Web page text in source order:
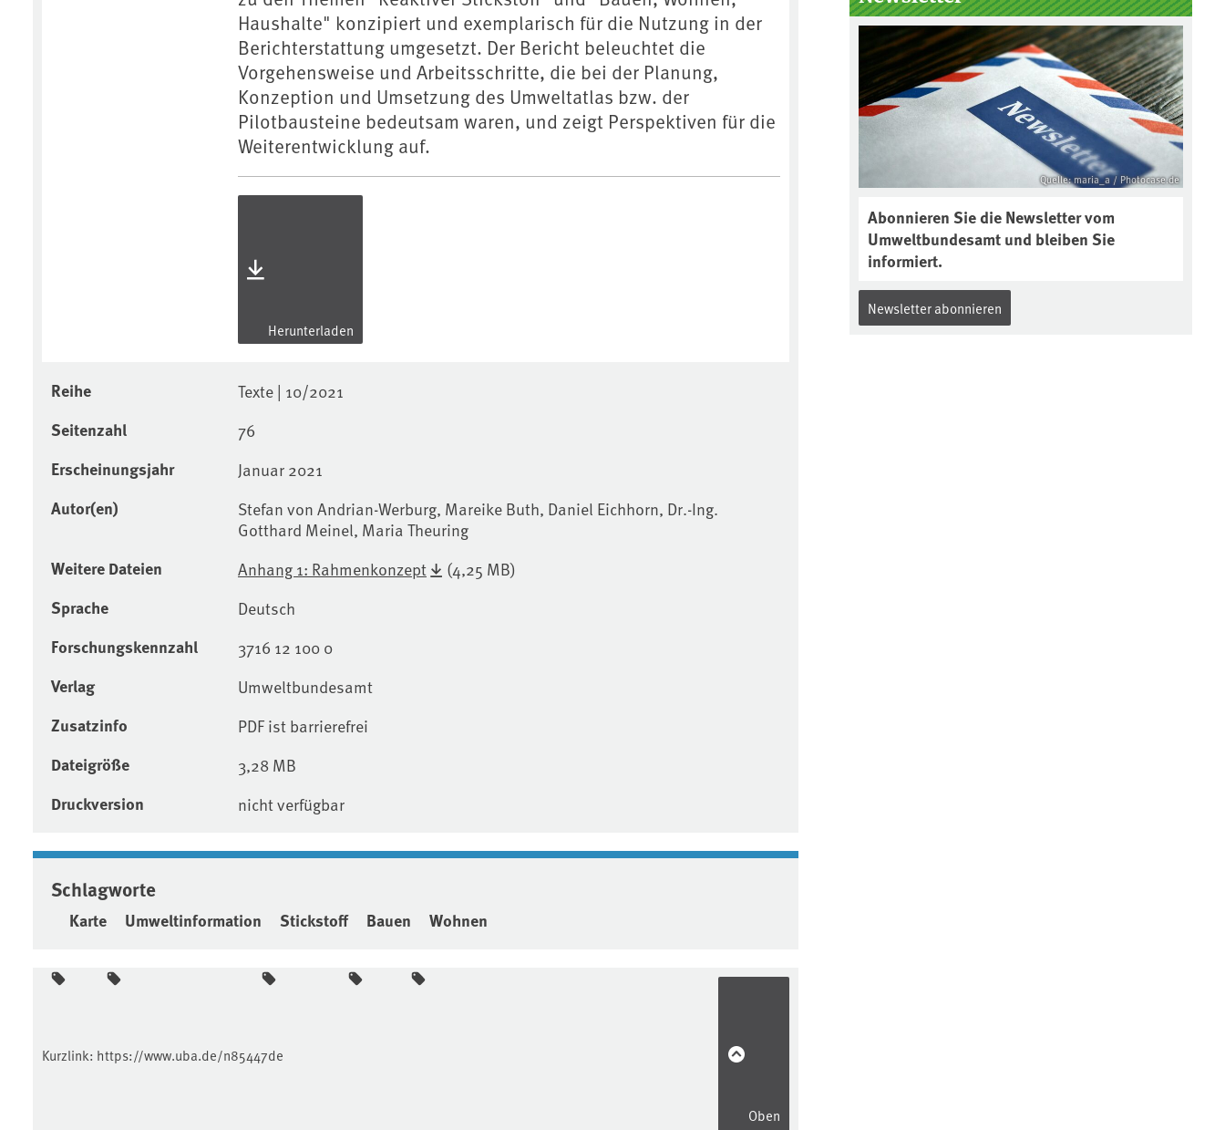
Haushalte" konzipiert und exemplarisch für die Nutzung in der
Berichterstattung umgesetzt. Der Bericht beleuchtet die
Vorgehensweise und Arbeitsschritte, die bei der Planung,
Konzeption und Umsetzung des Umweltatlas bzw. der
Pilotbausteine bedeutsam waren, und zeigt Perspektiven für die
Weiterentwicklung auf.
Herunterladen
Reihe Texte | 10/2021
Seitenzahl 76
Erscheinungsjahr Januar 2021
Autor(en)
Stefan von Andrian-Werburg, Mareike Buth, Daniel Eichhorn, Dr.-Ing.
Gotthard Meinel, Maria Theuring
Weitere Dateien Anhang 1: Rahmenkonzept (4,25 MB)
Sprache Deutsch
Forschungskennzahl 3716 12 100 0
Verlag Umweltbundesamt
Zusatzinfo PDF ist barrierefrei
Dateigröße 3,28 MB
Druckversion nicht verfügbar
Schlagworte
Karte Umweltinformation Stickstoff Bauen Wohnen
Boden des Jahres ausgewählt und
was passiert eigentlich während
eines solchen Bodenjahres? Infos
dazu gibt es im aktuellen Podcast
„Soilcast“. Jetzt reinhören:
https://soilcast.de/interview/sc20
2-interview-die-kuer-der-krume/
Quelle: maria_a / Photocase.de
Abonnieren Sie die Newsletter vom
Umweltbundesamt und bleiben Sie
informiert.
Newsletter abonnieren
Kurzlink: https://www.uba.de/n85447de
Oben